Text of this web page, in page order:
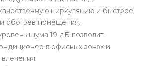
циркуляцию и быстрое
обогрев помещения.
шума 19 дБ позволит
в офисных зонах и